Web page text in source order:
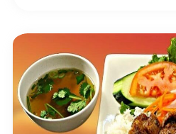
ngon nhất tại Hà Nội để bạn